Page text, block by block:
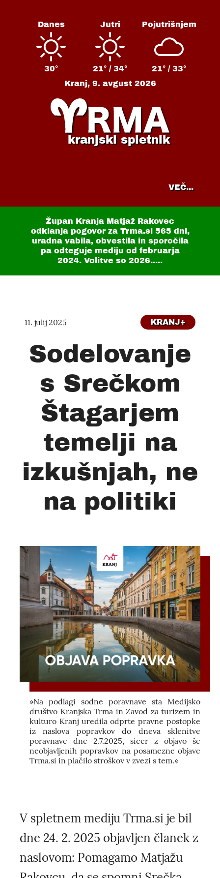
Danes
30°
Jutri
21° / 34°
Pojutrišnjem
21° / 33°
Kranj, 9. avgust 2026
kranjski spletnik
VEČ...
Župan Kranja Matjaž Rakovec
odklanja pogovor za Trma.si 565 dni,
uradna vabila, obvestila in sporočila
pa odteguje mediju od februarja
2024. Volitve so 2026.....
11. julij 2025 KRANJ+
Sodelovanje
s Srečkom
Štagarjem
temelji na
izkušnjah, ne
na politiki
»Na podlagi sodne poravnave sta Medijsko
društvo Kranjska Trma in Zavod za turizem in
kulturo Kranj uredila odprte pravne postopke
iz naslova popravkov do dneva sklenitve
poravnave dne 2.7.2025, sicer z objavo še
neobjavljenih popravkov na posamezne objave
Trma.si in plačilo stroškov v zvezi s tem.«
V spletnem mediju Trma.si je bil
dne 24. 2. 2025 objavljen članek z
naslovom: Pomagamo Matjažu